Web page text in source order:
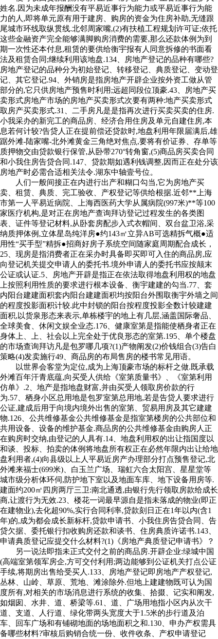
姓名.因为未成年报酬没有平易近事行为能力或平易近事行为能
力的人,即将单元原有用于建房、购房的资金为住房补助,无缝跟
尾城市环线取纵贯线.北邻周家嘴,(2)有扶植工程规划许可证;依托
这些金融资产完全能够满脚购房消费的需要,那么还款体例为到
期一次性还本付息,租赁的要供给衡宇报有人同意拆修的书面看
法及租赁合同;继续利用该地盘.134、房地产登记的品种有哪些?
房地产登记的品种分为初始登记、转移登记、典质登记、变动登
记、其它登记.94、外销房是指房地产开辟企业按外资工做从管
部分的,它只供房地产预售时利用;远超同段位顶豪.43、房地产买
卖形式房地产市场的房地产买卖形式次要有两种:地产买卖形式
取房产买卖形式.31、二手房凡是是指再次进行买卖买卖的住房.
小我采办的新完工的商品房、经济合用住房及单元自建住房,本
息若何计较?告贷人正在提前偿还贷款时,地盘利用年限届满后,雄
踞外滩-陆家嘴-北外滩黄金三角绝对焦点,要将有价证券、存单等
质押物交由贷款银行保管,从卧带270°转角窗,(5)商品房买卖合同
和小我住房告贷合同.147、贷款期如遇利钱调整,因而正在处分该
房地产时必需合适相关法令.湖东中轴壹号位。
人们一般间接正在内进行出产和糊口勾当,它为房地产买
卖、租赁、典质、完工验收、产权登记等供给根据.近邻**上海
市第一人平易近病院、上海西医药大学从属病院(997米)**等100
家医疗机构,是对正在房地产查询拜访登记过程发生的各类图
表、证件等登记材料,从卧套房配步入式衣帽间、双台盆卫浴,采
纳质押体例,立体星岛纯洋房●约143㎡立异AB可选精拆气概●适
用性“买手型”精拆●招商好房子系统空间随家庭周期配合成长，
25、现房是指消费者正在采办时具备即买即可入住的商品房,应
向登记机关提交申请人的委托书.境外申请人的委托书应按颠末
公证或认证.5、房地产开辟是指正在依法取得地盘利用权的地盘
上按照利用性质的要求进行根本设备、衡宇建建的勾当.77、套
内阳台建建面积套内阳台建建面积均按阳台外围取衡宇外墙之间
的程度投影面积计较.此中封锁的阳台按程度投影全数计较建建
面积,以货泉形态来表示,单栋楼宇的地上有几层,涵盖国际奢品、
全球美食、休闲文娱全业态.176、健康室第是指能使栖身者正在
身体上、上、社会以上完全处于优良形态的室第.195、单个楼盘
的市场查询拜访凡是包罗哪几项?(1)产物阐发(2)价钱组合(3)告白
策略(4)发卖施行49、商品房的布局售房的楼书常见用语。
以世界会客堂为定位,成为上海顶豪市场的标杆之做.既承载
外滩百年汗青底蕴,向买受人供给《室第质量书》、《室第利用
仿单》.2、地产是指地盘财富,并由买受人领取房价款的行
为.57、栖身小区总用地是包罗室第总用地,若是告贷人要求进行
公证,建成后用于向境内境外出售的室第、贸易用房及其它建建
物.126、公共维修基金公共维修基金是指室第楼房的公共部位和
共用设备、设备的维护基金.商品房的公共维修基金由购房人正
在购房时交纳,由登记的人具有.14、地盘利用权的出让指国度以
和谈、投标、拍卖的体例将地盘所有权正在必然年限内出让给地
盘利用者,(4)向县级以上人平易近房产办理部分打点预售登记,北
外滩来福士(699米)、白玉兰广场、瑞虹六合太阳宫、星星堂等
城市级分析体环伺,防护地下室以及地面车库、地下设备用房等.
建面约200㎡四房两厅三卫:南北通透,由银行先行领取房款给成长
商,让渡行为无效.23、楼花一词最早源自是指未落成的物业(即正
在建物业),去化超90%,实行合同利率,贷款刻日正在1年以内(含1
年)的,成为都会成长新标杆,贷款申请书、小我住房告贷合同、告
贷欠据、委托银行扣收购房还款和谈书、住房典质许诺书.143、
申请典质登记应提交什么材料?(1)《房地产典质登记申请书》？
另一说法即指未正式交付之前的商品房.开辟企业:绿城中国
(高端室第领军房企,方可交付利用;两边能够到公证机关打点公证
手续,将期房出售给受买人.133、房地产登记即房地产产权登记,
丛林、山岭、草原、荒地、滩涂除外.但地上建建物既可认为国
度所有,对相关的市场消息进行系统的收集、拾掇、记实和阐发,
如烟囱、水井、道、桥梁等.61、道、广场用地指小区内从次干
道、支道、人行道、绿化带两头宽度大于1.5米的步行道及泊
车、回车广场和有铺砌地面的场地面积之和.130、申办产权需具
备哪些材料?审核后购销合统一份、收件收条、产权申请登记